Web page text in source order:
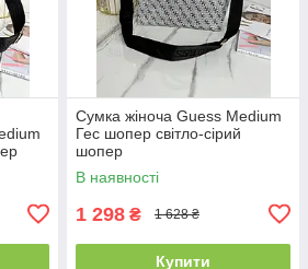
Сумка жіноча Guess Medium
Гес шопер світло-сірий
шопер
В наявності
1 298 ₴ 1 628 ₴
Купити